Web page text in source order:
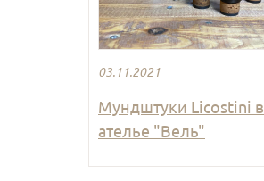
03.11.2021
Мундштуки Licostini в
ателье "Вель"